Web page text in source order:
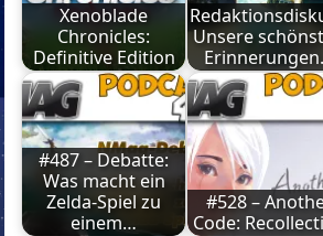
Xenoblade
Chronicles:
Definitive Edition
Unsere
#487 – Debatte:
Was macht ein
Zelda-Spiel zu
einem…
#528 –
Code: